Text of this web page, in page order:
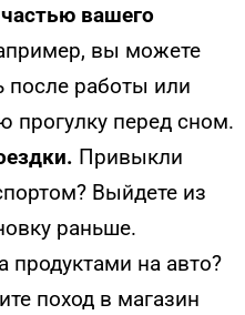
вашего
вы можете
после работы или
прогулку перед сном.
Привыкли
Выйдете из
раньше.
продуктами на авто?
поход в магазин